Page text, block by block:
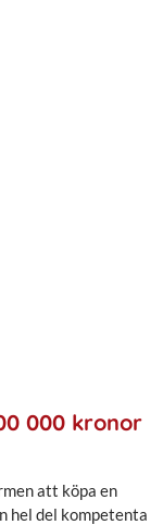
000 kronor
att köpa en
hel del kompetenta